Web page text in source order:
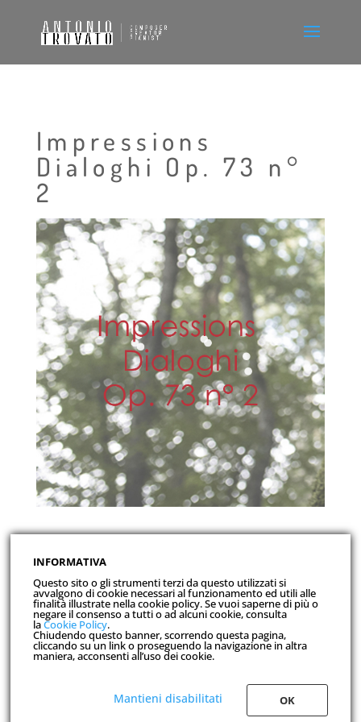
Impressions
Dialoghi Op. 73 n°
2
Nelle mie contemplazioni, le anime instaurano un
dialogo tra loro e me ed i loro suoni sono soavi ed
ipnotici.
INFORMATIVA
Questo sito o gli strumenti terzi da questo utilizzati si
avvalgono di cookie necessari al funzionamento ed utili alle
finalità illustrate nella cookie policy. Se vuoi saperne di più o
negare il consenso a tutti o ad alcuni cookie, consulta
laCookie Policy.
Chiudendo questo banner, scorrendo questa pagina,
cliccando su un link o proseguendo la navigazione in altra
maniera, acconsenti all’uso dei cookie.
OK
Mantieni disabilitati